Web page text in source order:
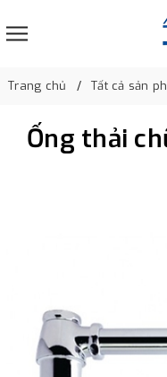
Trang chủ Tất cả sản
Ống thải